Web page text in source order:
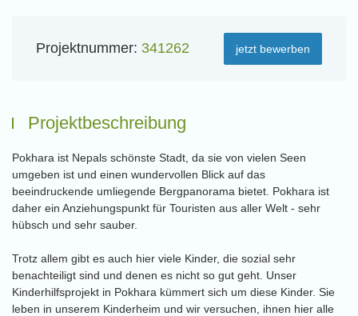
Projektnummer: 341262 jetzt bewerben
Projektbeschreibung
Pokhara ist Nepals schönste Stadt, da sie von vielen Seen
umgeben ist und einen wundervollen Blick auf das
beeindruckende umliegende Bergpanorama bietet. Pokhara ist
daher ein Anziehungspunkt für Touristen aus aller Welt - sehr
hübsch und sehr sauber.
Trotz allem gibt es auch hier viele Kinder, die sozial sehr
benachteiligt sind und denen es nicht so gut geht. Unser
Kinderhilfsprojekt in Pokhara kümmert sich um diese Kinder. Sie
leben in unserem Kinderheim und wir versuchen, ihnen hier alle